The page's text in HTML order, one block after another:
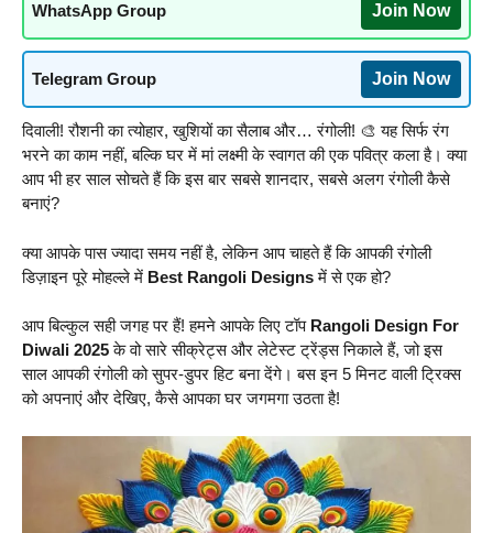
WhatsApp Group Join Now
Telegram Group Join Now
दिवाली! रौशनी का त्योहार, खुशियों का सैलाब और… रंगोली! 🎨 यह सिर्फ रंग
भरने का काम नहीं, बल्कि घर में मां लक्ष्मी के स्वागत की एक पवित्र कला है। क्या
आप भी हर साल सोचते हैं कि इस बार सबसे शानदार, सबसे अलग रंगोली कैसे
बनाएं?
क्या आपके पास ज्यादा समय नहीं है, लेकिन आप चाहते हैं कि आपकी रंगोली
डिज़ाइन पूरे मोहल्ले में Best Rangoli Designsमें से एक हो?
आप बिल्कुल सही जगह पर हैं! हमने आपके लिए टॉप Rangoli Design For
Diwali 2025के वो सारे सीक्रेट्स और लेटेस्ट ट्रेंड्स निकाले हैं, जो इस
साल आपकी रंगोली को सुपर-डुपर हिट बना देंगे। बस इन 5 मिनट वाली ट्रिक्स
को अपनाएं और देखिए, कैसे आपका घर जगमगा उठता है!